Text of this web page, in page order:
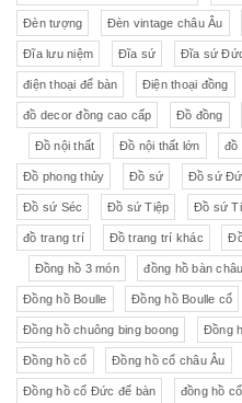
Đèn tượng Đèn vintage châu Âu
Đĩa lưu niệm Đĩa sứ Đĩa sứ
điện thoại để bàn Điện thoại đồng
đồ decor đồng cao cấp Đồ đồng
Đồ nội thất Đồ nội thất lớn đồ
Đồ phong thủy Đồ sứ Đồ sứ
Đồ sứ Séc Đồ sứ Tiệp Đồ sứ
đồ trang trí Đồ trang trí khác
Đồng hồ 3 món đồng hồ bàn
Đồng hồ Boulle Đồng hồ Boulle cổ
Đồng hồ chuông bing boong Đồng
Đồng hồ cổ Đồng hồ cổ châu Âu
Đồng hồ cổ Đức để bàn đồng hồ